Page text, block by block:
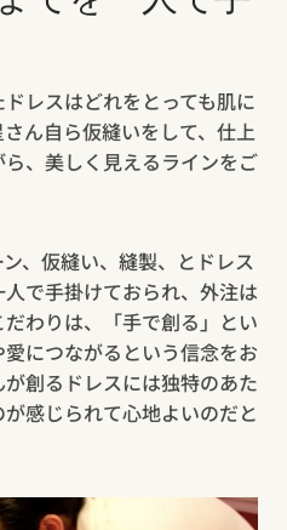
レスはどれをとっても肌に
ん自ら仮縫いをして、仕上
、美しく見えるラインをご
、仮縫い、縫製、とドレス
で手掛けておられ、外注は
わりは、「手で創る」とい
につながるという信念をお
創るドレスには独特のあた
感じられて心地よいのだと